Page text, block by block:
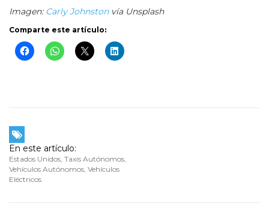
Imagen: Carly Johnstonvía Unsplash
Comparte este artículo:
En este artículo:
Estados Unidos, Taxis Autónomos,
Vehículos Autónomos, Vehículos
Eléctricos